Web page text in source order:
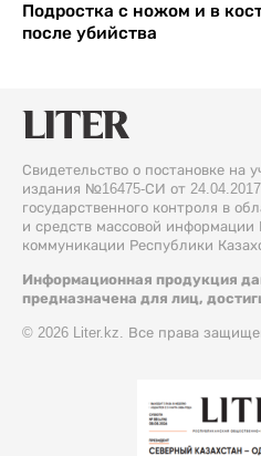
Подростка с ножом и в
после убийства
Свидетельство о постановке на
издания №16475-СИ от
государственного контроля в
и средств массовой
коммуникации Республики
Информационная продукция
предназначена для лиц,
© 2026 Liter.kz. Все права